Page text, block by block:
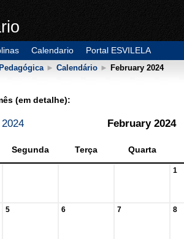
Calendario Portal ESVILELA
► Calendário ► February 2024
(em detalhe):
February 2024
Segunda Terça Quarta
1
5 6 7 8